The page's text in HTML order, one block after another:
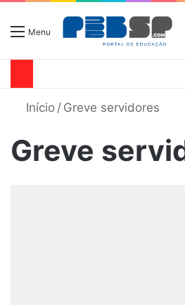
Menu
Início / Greve servidores
Greve